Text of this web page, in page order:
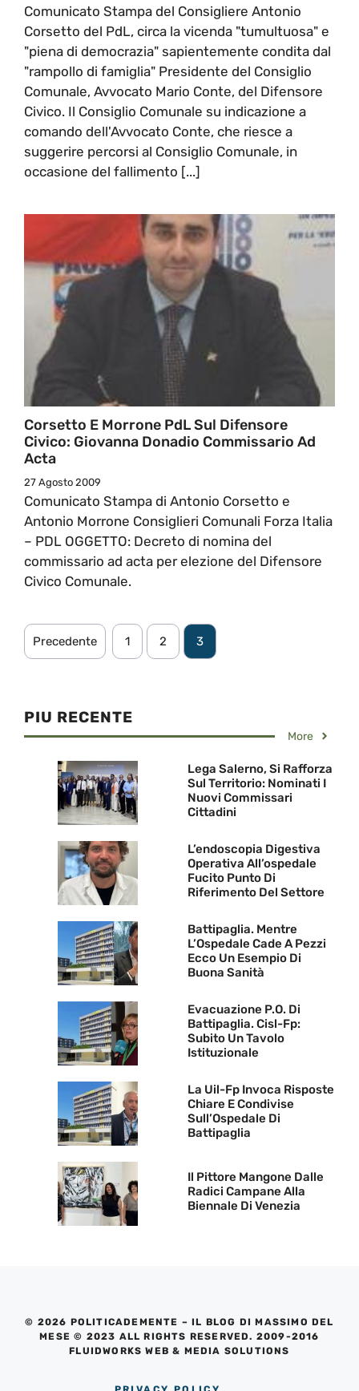
Comunicato Stampa del Consigliere Antonio
Corsetto del PdL, circa la vicenda "tumultuosa" e
"piena di democrazia" sapientemente condita dal
"rampollo di famiglia" Presidente del Consiglio
Comunale, Avvocato Mario Conte, del Difensore
Civico. Il Consiglio Comunale su indicazione a
comando dell'Avvocato Conte, che riesce a
suggerire percorsi al Consiglio Comunale, in
occasione del fallimento [...]
Corsetto E Morrone PdL Sul Difensore
Civico: Giovanna Donadio Commissario Ad
Acta
27 Agosto 2009
Comunicato Stampa di Antonio Corsetto e
Antonio Morrone Consiglieri Comunali Forza Italia
– PDL OGGETTO: Decreto di nomina del
commissario ad acta per elezione del Difensore
Civico Comunale.
Precedente 1 2 3
PIU RECENTE
More
Lega Salerno, Si Rafforza
Sul Territorio: Nominati I
Nuovi Commissari
Cittadini
L’endoscopia Digestiva
Operativa All’ospedale
Fucito Punto Di
Riferimento Del Settore
Battipaglia. Mentre
L’Ospedale Cade A Pezzi
Ecco Un Esempio Di
Buona Sanità
Evacuazione P.O. Di
Battipaglia. Cisl-Fp:
Subito Un Tavolo
Istituzionale
La Uil-Fp Invoca Risposte
Chiare E Condivise
Sull’Ospedale Di
Battipaglia
Il Pittore Mangone Dalle
Radici Campane Alla
Biennale Di Venezia
© 2026 POLITICADEMENTE – IL BLOG DI MASSIMO DEL
MESE © 2023 ALL RIGHTS RESERVED. 2009-2016
FLUIDWORKS WEB & MEDIA SOLUTIONS